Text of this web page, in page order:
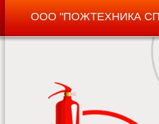
ООО "ПОЖТЕХНИКА